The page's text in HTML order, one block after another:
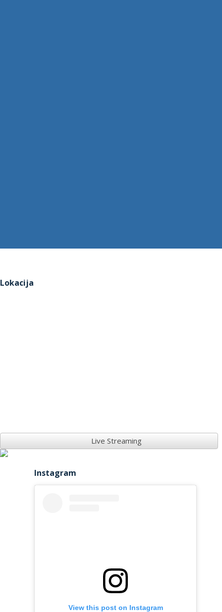
Lokacija
Live Streaming
Instagram
View this post on Instagram